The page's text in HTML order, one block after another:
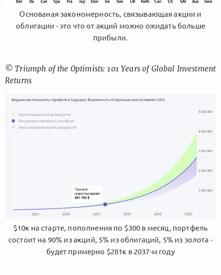
Основаная закономерность, связывающая акции и
облигации - это что от акций можно ожидать больше
прибыли.
© Triumph of the Optimists: 101 Years of Global Investment
Returns
$10к на старте, пополнения по $300 в месяц, портфель
состоит на 90% из акций, 5% из облигаций, 5% из золота -
будет примерно $281к в 2037-м году